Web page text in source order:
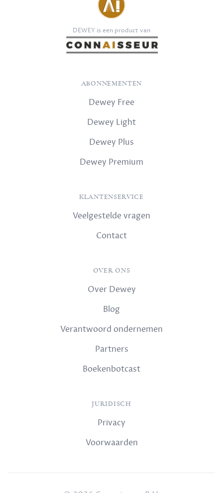
DEWEY is een product van
ABONNEMENTEN
Dewey Free
Dewey Light
Dewey Plus
Dewey Premium
KLANTENSERVICE
Veelgestelde vragen
Contact
OVER ONS
Over Dewey
Blog
Verantwoord ondernemen
Partners
Boekenbotcast
JURIDISCH
Privacy
Voorwaarden